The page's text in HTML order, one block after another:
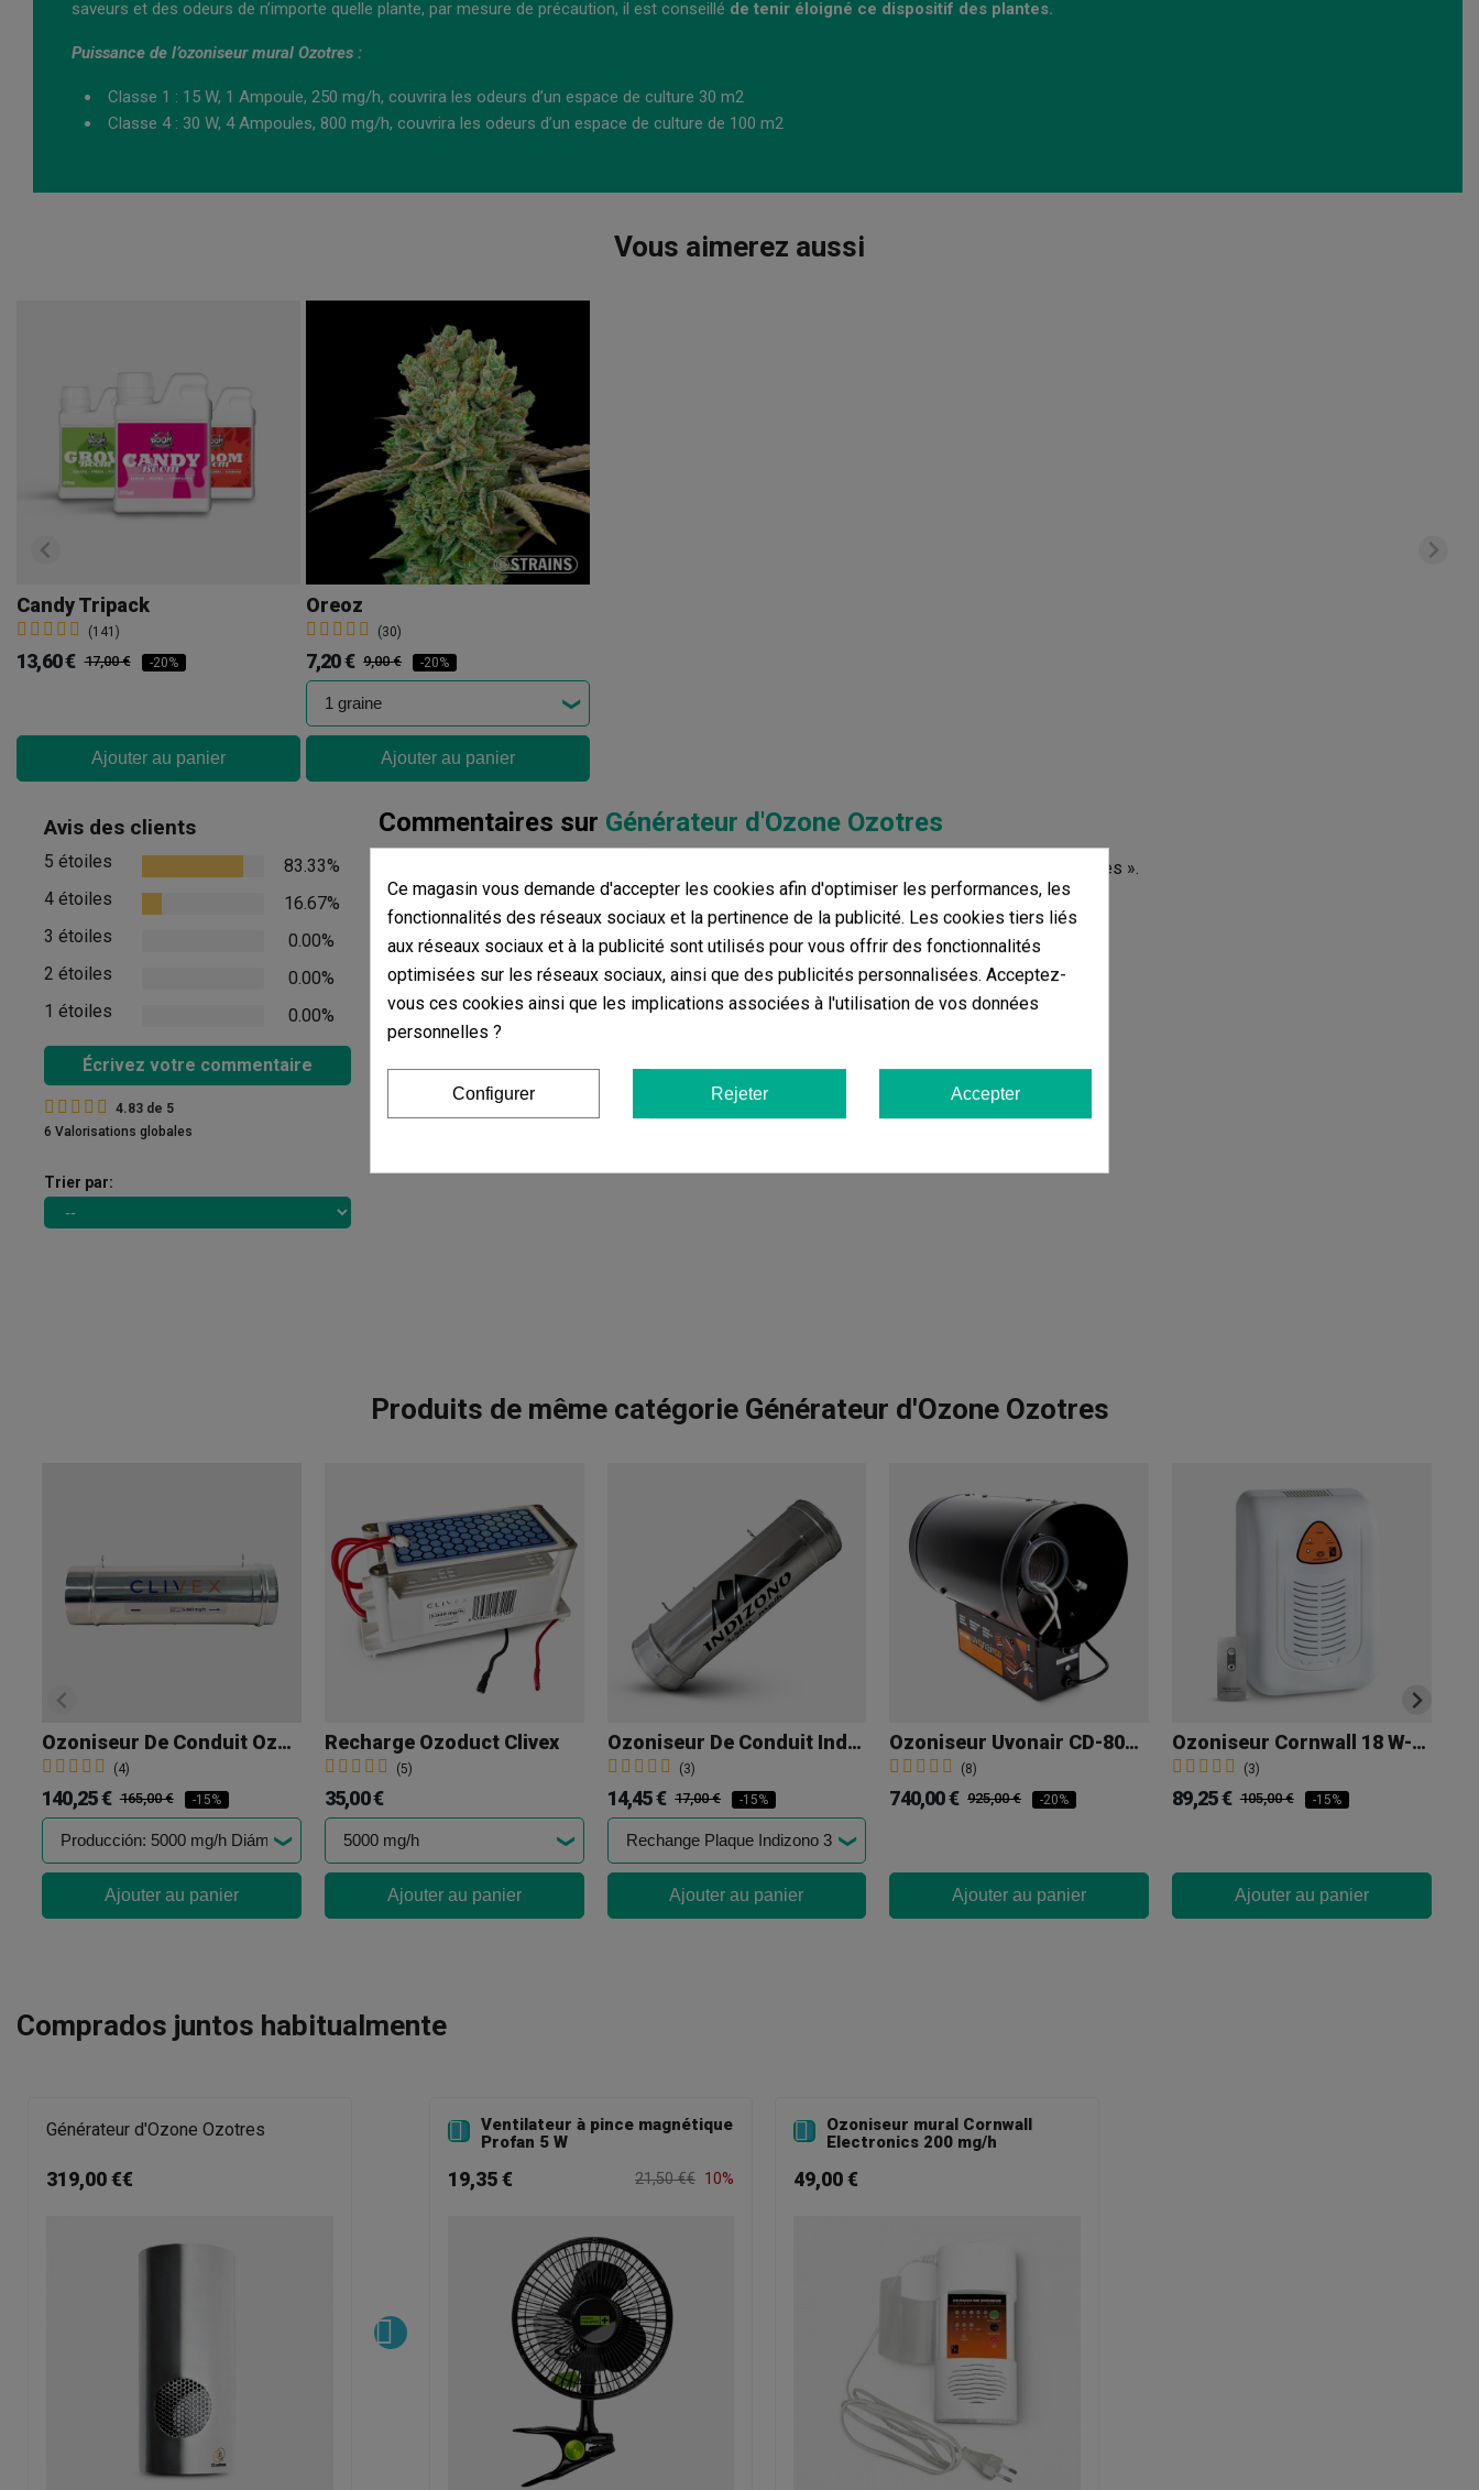
saveurs et des odeurs de n’importe quelle plante, par mesure de précaution, il est conseillé de tenir éloigné ce dispositif des plantes.
Puissance de l’ozoniseur mural Ozotres :
Classe 1 : 15 W, 1 Ampoule, 250 mg/h, couvrira les odeurs d’un espace de culture 30 m2
Classe 4 : 30 W, 4 Ampoules, 800 mg/h, couvrira les odeurs d’un espace de culture de 100 m2
Vous aimerez aussi
Candy Tripack
(141)
13,60 € 17,00 € -20%
Ajouter au panier
Oreoz
(30)
7,20 € 9,00 € -20%
Ajouter au panier
Avis des clients
5 étoiles
83.33%
4 étoiles
16.67%
3 étoiles
0.00%
2 étoiles
0.00%
1 étoiles
0.00%
Écrivez votre commentaire
4.83 de 5
6 Valorisations globales
Trier par:
Commentaires sur Générateur d'Ozone Ozotres
Il n'y a pas d'avis dans votre langue, vérifiez-les tous en cliquant sur « avis dans d'autres langues ».
Afficher les commentaires dans d’autres langues
Produits de même catégorie Générateur d'Ozone Ozotres
Ozoniseur De Conduit Ozoduct Clivex
(4)
140,25 € 165,00 € -15%
Ajouter au panier
Recharge Ozoduct Clivex
(5)
35,00 €
Ajouter au panier
Ozoniseur De Conduit Indizono
(3)
14,45 € 17,00 € -15%
Ajouter au panier
Ozoniseur Uvonair CD-800 US-1 Couronne
(8)
740,00 € 925,00 € -20%
Ajouter au panier
Ozoniseur Cornwall 18 W-500 Mg/h
(3)
89,25 € 105,00 € -15%
Ajouter au panier
Comprados juntos habitualmente
Générateur d'Ozone Ozotres
319,00 €€

Ventilateur à pince magnétique
Profan 5 W
19,35 € 21,50 €€ 10%

Ozoniseur mural Cornwall
Electronics 200 mg/h
49,00 €
Ce magasin vous demande d'accepter les cookies afin d'optimiser les performances, les
fonctionnalités des réseaux sociaux et la pertinence de la publicité. Les cookies tiers liés
aux réseaux sociaux et à la publicité sont utilisés pour vous offrir des fonctionnalités
optimisées sur les réseaux sociaux, ainsi que des publicités personnalisées. Acceptez-
vous ces cookies ainsi que les implications associées à l'utilisation de vos données
personnelles ?
Configurer Rejeter Accepter